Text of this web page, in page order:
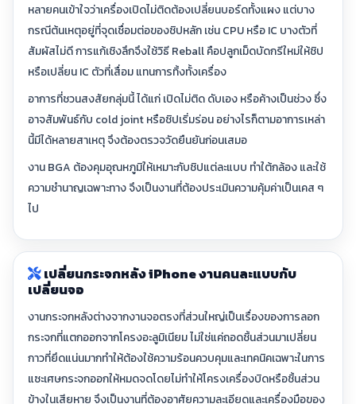
หลายคนเข้าใจว่าเครื่องเปิดไม่ติดต้องเปลี่ยนบอร์ดทั้งแผง แต่บาง
กรณีต้นเหตุอยู่ที่จุดเชื่อมต่อของชิปหลัก เช่น CPU หรือ IC บางตัวที่
สัมผัสไม่ดี การแก้เชิงลึกจึงใช้วิธี Reball คือปลูกเม็ดบัดกรีใหม่ให้ชิป
หรือเปลี่ยน IC ตัวที่เสื่อม แทนการทิ้งทั้งเครื่อง
อาการที่ชวนสงสัยกลุ่มนี้ ได้แก่ เปิดไม่ติด ดับเอง หรือค้างเป็นช่วง ซึ่ง
อาจสัมพันธ์กับ cold joint หรือชิปเริ่มร่อน อย่างไรก็ตามอาการเหล่า
นี้มีได้หลายสาเหตุ จึงต้องตรวจวัดยืนยันก่อนเสมอ
งาน BGA ต้องคุมอุณหภูมิให้เหมาะกับชิปแต่ละแบบ ทำใต้กล้อง และใช้
ความชำนาญเฉพาะทาง จึงเป็นงานที่ต้องประเมินความคุ้มค่าเป็นเคส ๆ
ไป
เปลี่ยนกระจกหลัง iPhone งานคนละแบบกับ
เปลี่ยนจอ
งานกระจกหลังต่างจากงานจอตรงที่ส่วนใหญ่เป็นเรื่องของการลอก
กระจกที่แตกออกจากโครงอะลูมิเนียม ไม่ใช่แค่ถอดชิ้นส่วนมาเปลี่ยน
กาวที่ยึดแน่นมากทำให้ต้องใช้ความร้อนควบคุมและเทคนิคเฉพาะในการ
แซะเศษกระจกออกให้หมดจดโดยไม่ทำให้โครงเครื่องบิดหรือชิ้นส่วน
ข้างในเสียหาย จึงเป็นงานที่ต้องอาศัยความละเอียดและเครื่องมือของ